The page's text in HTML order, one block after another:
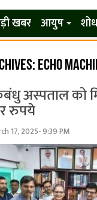
खबर आयुष शोध
Echo
अस्पताल को
रुपये
17, 2025- 9:39 PM